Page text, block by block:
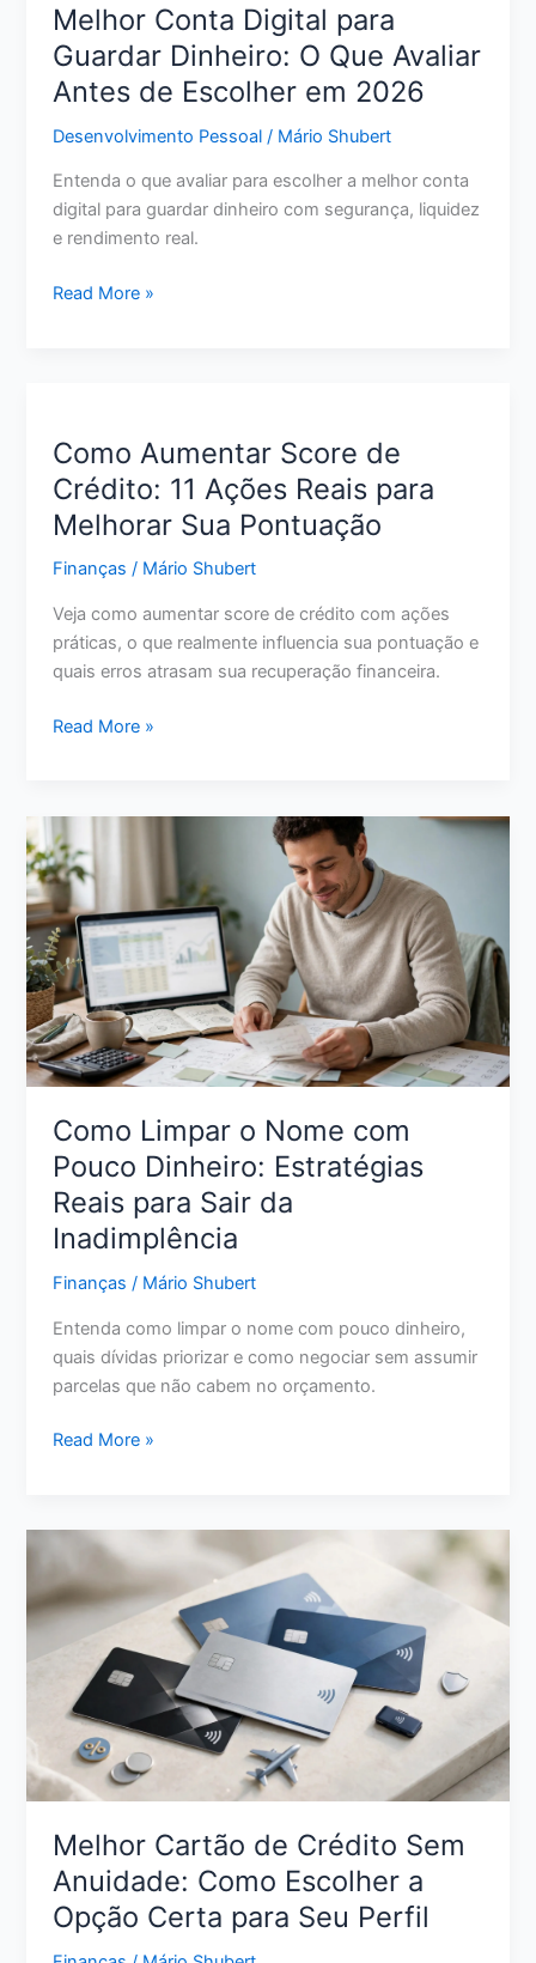
Crédito:
Passo
a
para
Pagar
Menos
e
do
Melhor Conta Digital para
Guardar Dinheiro: O Que Avaliar
Antes de Escolher em 2026
Desenvolvimento Pessoal / Mário Shubert
Entenda o que avaliar para escolher a melhor conta
digital para guardar dinheiro com segurança, liquidez
e rendimento real.
Melhor
O
Que
Avaliar
de
Escolher
em
2026
Read More »
Como Aumentar Score de
Crédito: 11 Ações Reais para
Melhorar Sua Pontuação
Finanças / Mário Shubert
Veja como aumentar score de crédito com ações
práticas, o que realmente influencia sua pontuação e
quais erros atrasam sua recuperação financeira.
Como
de
Crédito:
11
Ações
Reais
para
Melhorar
Sua
Pontuação
Read More »
Como Limpar o Nome com
Pouco Dinheiro: Estratégias
Reais para Sair da
Inadimplência
Finanças / Mário Shubert
Entenda como limpar o nome com pouco dinheiro,
quais dívidas priorizar e como negociar sem assumir
parcelas que não cabem no orçamento.
Como
Nome
Pouco
Dinheiro:
Reais
para
Sair
da
Inadimplência
Read More »
Melhor Cartão de Crédito Sem
Anuidade: Como Escolher a
Opção Certa para Seu Perfil